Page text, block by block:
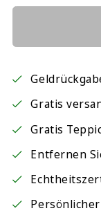
Gratis
Gratis
Entfernen